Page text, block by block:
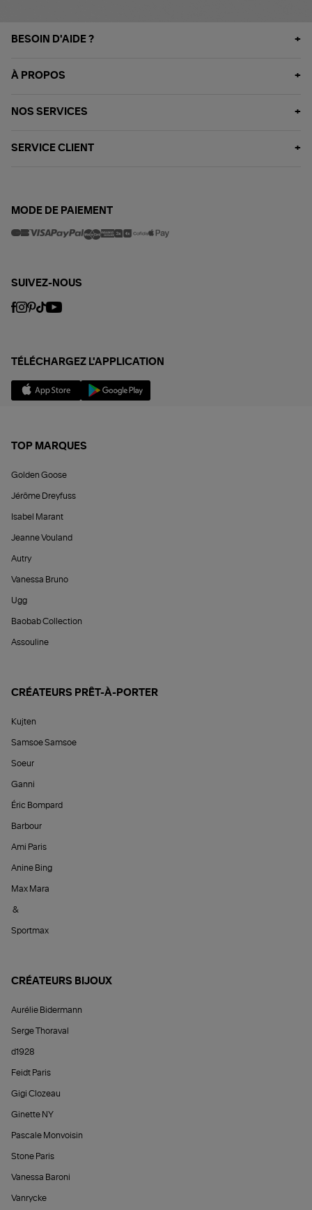
BESOIN D'AIDE ?
À PROPOS
NOS SERVICES
SERVICE CLIENT
MODE DE PAIEMENT
SUIVEZ-NOUS
TÉLÉCHARGEZ L'APPLICATION
TOP MARQUES
Golden Goose
Jérôme Dreyfuss
Isabel Marant
Jeanne Vouland
Autry
Vanessa Bruno
Ugg
Baobab Collection
Assouline
CRÉATEURS PRÊT-À-PORTER
Kujten
Samsoe Samsoe
Soeur
Ganni
Éric Bompard
Barbour
Ami Paris
Anine Bing
Max Mara
&
Sportmax
CRÉATEURS BIJOUX
Aurélie Bidermann
Serge Thoraval
d1928
Feidt Paris
Gigi Clozeau
Ginette NY
Pascale Monvoisin
Stone Paris
Vanessa Baroni
Vanrycke